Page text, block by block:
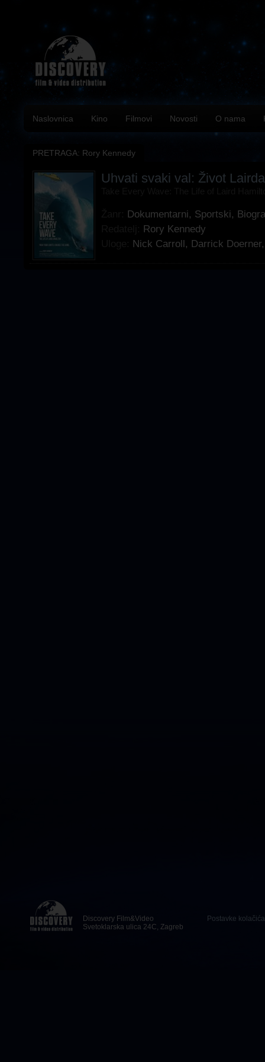
Naslovnica Kino Filmovi Novosti O nama
PRETRAGA: Rory Kennedy
Uhvati svaki val: Život
Dokumentarni, Sportski,
Rory Kennedy
Nick Carroll, Darrick Doerner
Discovery Film&Video
Svetoklarska ulica 24C, Zagreb
Postavke kolačića